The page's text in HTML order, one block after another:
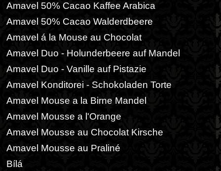
Amavel 50% Cacao Kaffee Arabica
Amavel 50% Cacao Walderdbeere
Amavel á la Mouse au Chocolat
Amavel Duo - Holunderbeere auf Mandel
Amavel Duo - Vanille auf Pistazie
Amavel Konditorei - Schokoladen Torte
Amavel Mouse a la Birne Mandel
Amavel Mousse a l'Orange
Amavel Mousse au Chocolat Kirsche
Amavel Mousse au Praliné
Bílá